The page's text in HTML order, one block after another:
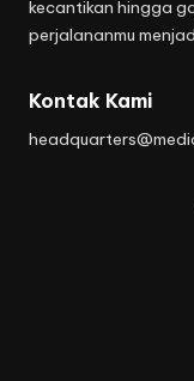
kecantikan hingga
perjalananmu
Kontak Kami